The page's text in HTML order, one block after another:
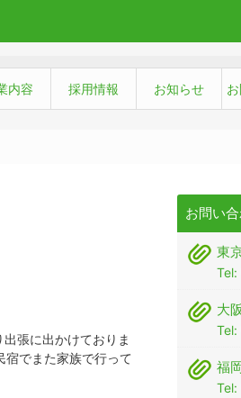
内容 採用情報 お知らせ
張に出かけておりま
宿でまた家族で行って
お問い
東
Tel:
大
Tel:
福
Tel: